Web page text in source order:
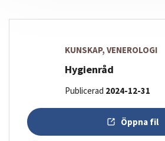
KUNSKAP, VENEROLOGI
Hygienråd
Publicerad 2024-12-31
Öppna fil